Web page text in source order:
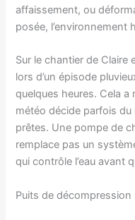
affaissement, ou
posée, l’environnement
Sur le chantier de Claire
lors d’un épisode
quelques heures. Cela a
météo décide parfois
prêtes. Une pompe de
remplace pas un
qui contrôle l’eau avant
Puits de